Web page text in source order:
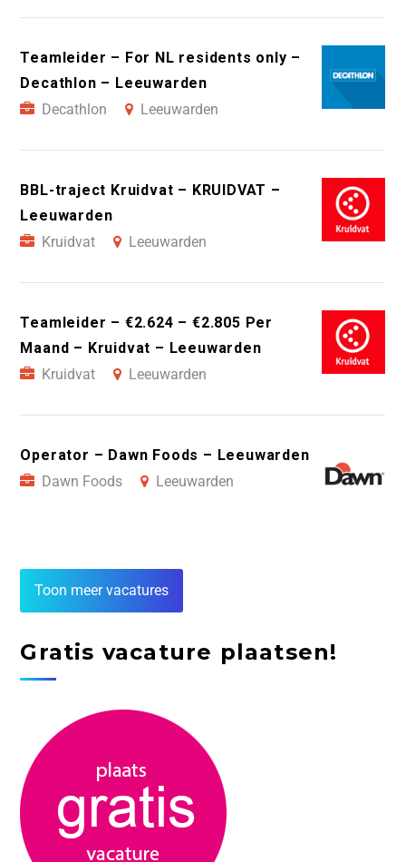
Teamleider – For NL residents only –
Decathlon – Leeuwarden
Decathlon
Leeuwarden
BBL-traject Kruidvat – KRUIDVAT –
Leeuwarden
Kruidvat
Leeuwarden
Teamleider – €2.624 – €2.805 Per
Maand – Kruidvat – Leeuwarden
Kruidvat
Leeuwarden
Operator – Dawn Foods – Leeuwarden
Dawn Foods
Leeuwarden
Toon meer vacatures
Gratis vacature plaatsen!